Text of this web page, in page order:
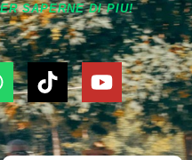
SAPERNE DI PIU!